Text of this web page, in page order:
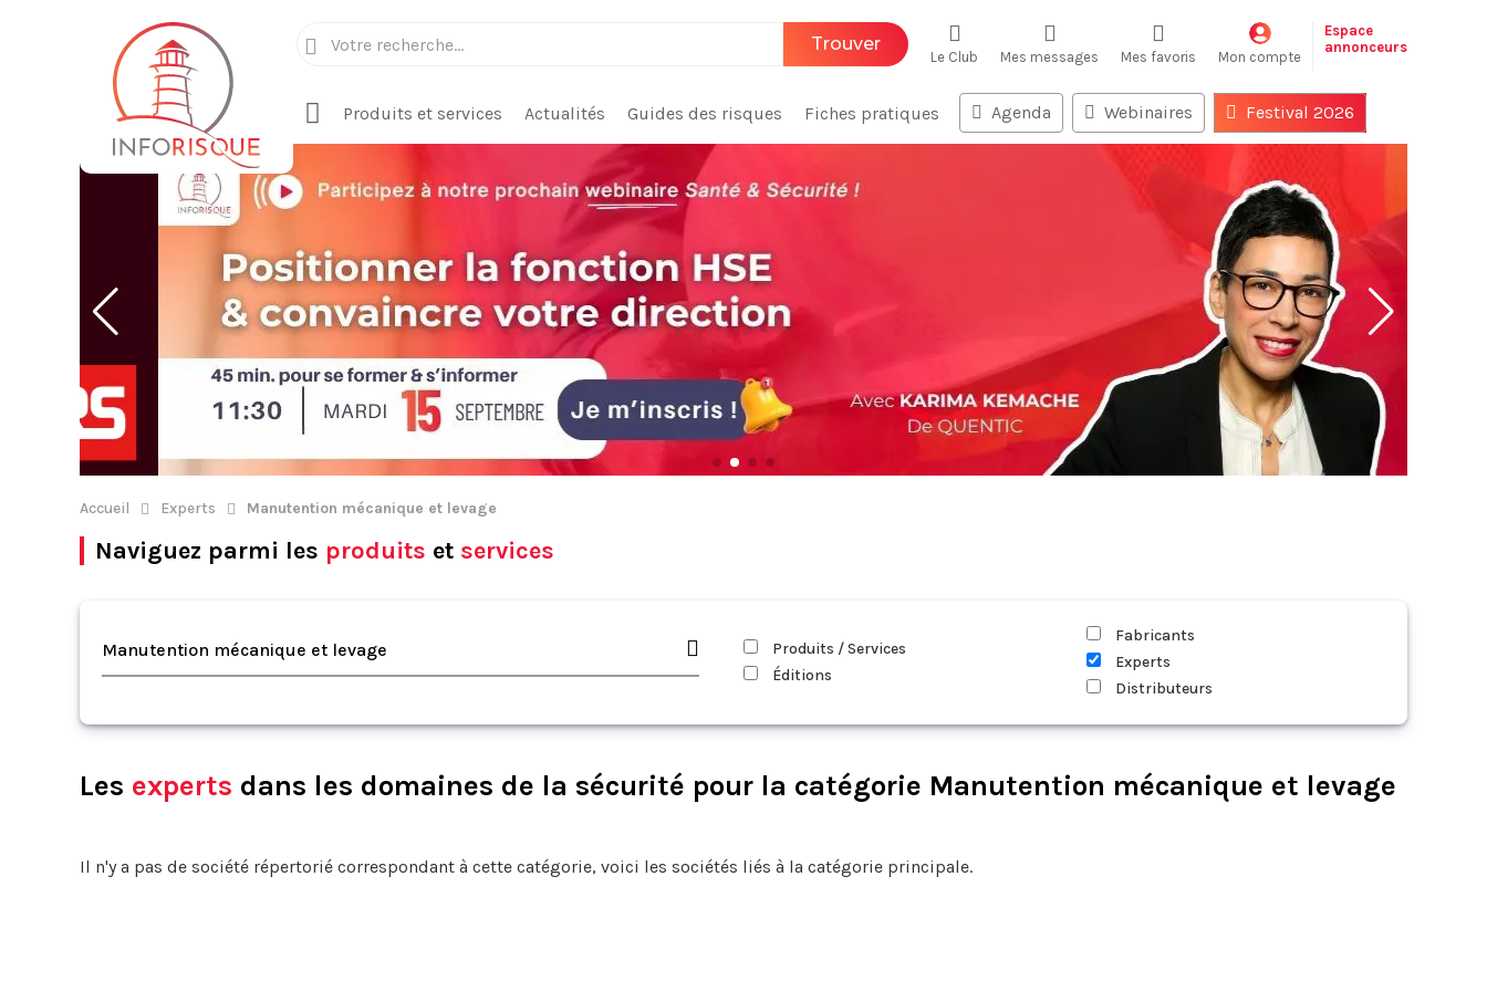
Trouver
Le Club Mes messages Mes favoris Mon compte
Espace
annonceurs
Produits et services Actualités Guides des risques Fiches pratiques Agenda Webinaires Festival 2026
Accueil Experts Manutention mécanique et levage
Naviguez parmi les produits et services
Manutention mécanique et levage
Produits / Services
Éditions
Fabricants
Experts
Distributeurs
Les experts dans les domaines de la sécurité pour la catégorie Manutention mécanique et levage
Il n'y a pas de société répertorié correspondant à cette catégorie, voici les sociétés liés à la catégorie principale.